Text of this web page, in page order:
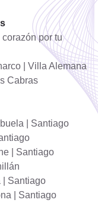
por tu
| Villa Alemana
Cabras
| Santiago
| Santiago
| Santiago
| Santiago